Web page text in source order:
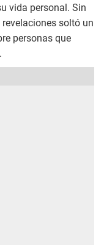
vida personal. Sin
soltó un
personas que